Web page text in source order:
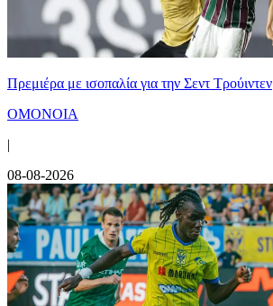
Πρεμιέρα με ισοπαλία για την Σεντ Τρούιντεν
ΟΜΟΝΟΙΑ
|
08-08-2026